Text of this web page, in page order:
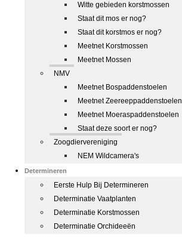
Witte gebieden korstmossen
Staat dit mos er nog?
Staat dit korstmos er nog?
Meetnet Korstmossen
Meetnet Mossen
NMV
Meetnet Bospaddenstoelen
Meetnet Zeereeppaddenstoelen
Meetnet Moeraspaddenstoelen
Staat deze soort er nog?
Zoogdiervereniging
NEM Wildcamera's
Determineren
Eerste Hulp Bij Determineren
Determinatie Vaatplanten
Determinatie Korstmossen
Determinatie Orchideeën